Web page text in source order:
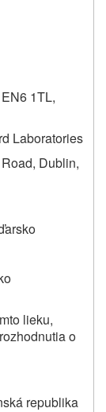
1TL,
Laboratories
Dublin,
lieku,
o
republika